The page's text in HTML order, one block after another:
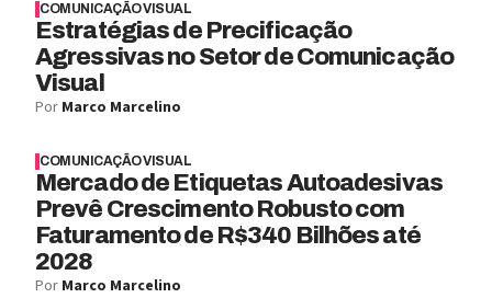
COMUNICAÇÃO VISUAL
Estratégias de Precificação
Agressivas no Setor de Comunicação
Visual
Por Marco Marcelino
COMUNICAÇÃO VISUAL
Mercado de Etiquetas Autoadesivas
Prevê Crescimento Robusto com
Faturamento de R$340 Bilhões até
2028
Por Marco Marcelino